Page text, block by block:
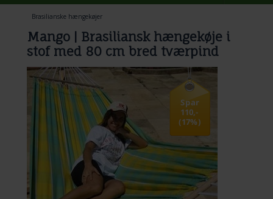
Brasilianske hængekøjer
Mango | Brasiliansk hængekøje i
stof med 80 cm bred tværpind
Spar
110,-
(17%)